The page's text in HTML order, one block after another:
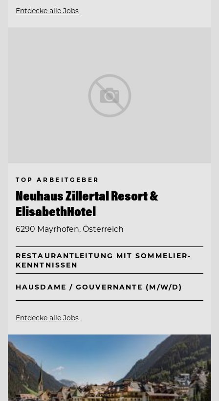
Entdecke alle Jobs
TOP ARBEITGEBER
Neuhaus Zillertal Resort &
ElisabethHotel
6290 Mayrhofen, Österreich
RESTAURANTLEITUNG MIT SOMMELIER-
KENNTNISSEN
HAUSDAME / GOUVERNANTE (M/W/D)
Entdecke alle Jobs